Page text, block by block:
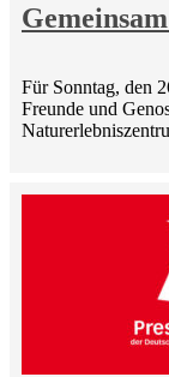
Für Sonntag, den
Freunde und